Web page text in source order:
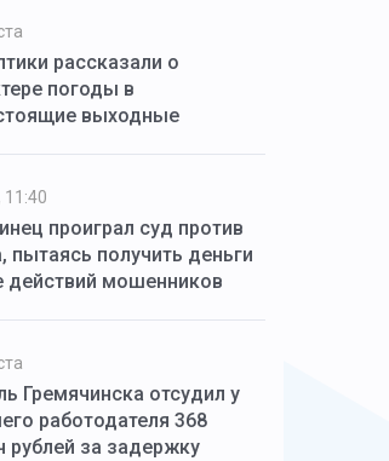
рассказали о
погоды в
выходные
11:40
проиграл суд против
пытаясь получить деньги
действий мошенников
Гремячинска отсудил у
работодателя 368
рублей за задержку